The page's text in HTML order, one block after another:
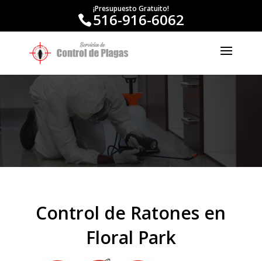
¡Presupuesto Gratuito!
516-916-6062
Control de Ratones en
Floral Park